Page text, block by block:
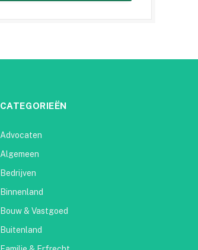
CATEGORIEËN
Advocaten
Algemeen
Bedrijven
Binnenland
Bouw & Vastgoed
Buitenland